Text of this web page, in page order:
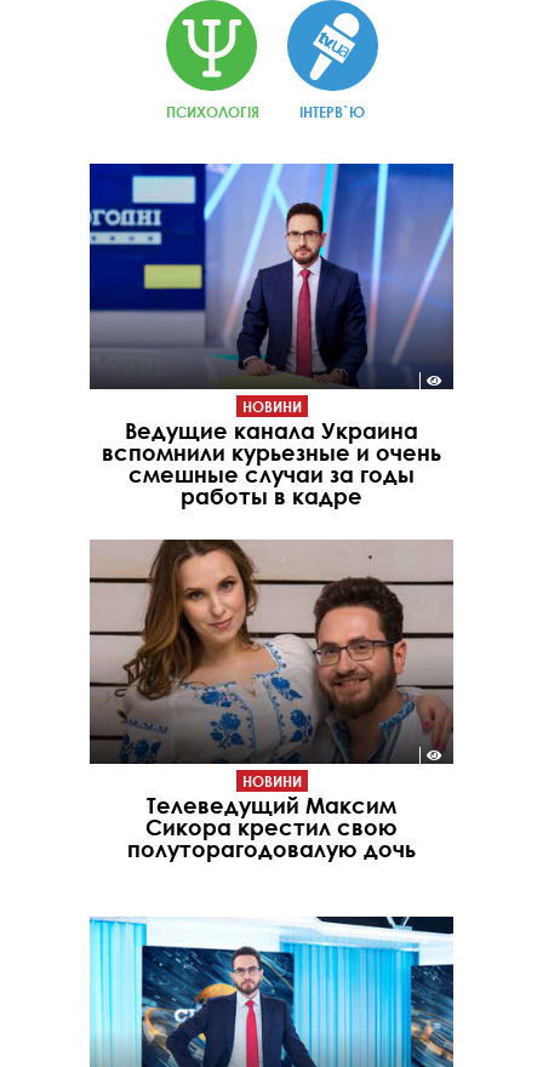
ПСИХОЛОГІЯ ІНТЕРВ`Ю
НОВИНИ
Ведущие канала Украина
вспомнили курьезные и очень
смешные случаи за годы
работы в кадре
НОВИНИ
Телеведущий Максим
Сикора крестил свою
полуторагодовалую дочь